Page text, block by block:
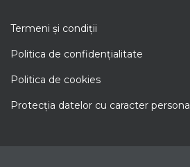
Termeni şi condiţii
Politica de confidenţialitate
Politica de cookies
Protecţia datelor cu caracter personal